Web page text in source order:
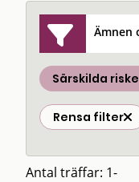
Ämnen
Särskilda
Rensa filter
Antal träffar: 1-